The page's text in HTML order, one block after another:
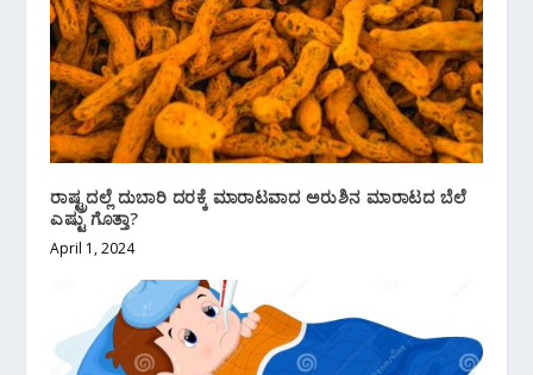
ರಾಷ್ಟ್ರದಲ್ಲೆ ದುಬಾರಿ ದರಕ್ಕೆ ಮಾರಾಟವಾದ ಅರುಶಿನ ಮಾರಾಟದ ಬೆಲೆ
ಎಷ್ಟು ಗೊತ್ತಾ?
April 1, 2024